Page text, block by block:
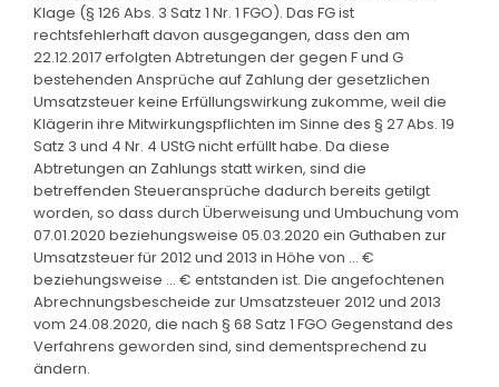
Klage (§ 126 Abs. 3 Satz 1 Nr. 1 FGO). Das FG ist
rechtsfehlerhaft davon ausgegangen, dass den am
22.12.2017 erfolgten Abtretungen der gegen F und G
bestehenden Ansprüche auf Zahlung der gesetzlichen
Umsatzsteuer keine Erfüllungswirkung zukomme, weil die
Klägerin ihre Mitwirkungspflichten im Sinne des § 27 Abs. 19
Satz 3 und 4 Nr. 4 UStG nicht erfüllt habe. Da diese
Abtretungen an Zahlungs statt wirken, sind die
betreffenden Steueransprüche dadurch bereits getilgt
worden, so dass durch Überweisung und Umbuchung vom
07.01.2020 beziehungsweise 05.03.2020 ein Guthaben zur
Umsatzsteuer für 2012 und 2013 in Höhe von ... €
beziehungsweise ... € entstanden ist. Die angefochtenen
Abrechnungsbescheide zur Umsatzsteuer 2012 und 2013
vom 24.08.2020, die nach § 68 Satz 1 FGO Gegenstand des
Verfahrens geworden sind, sind dementsprechend zu
ändern.